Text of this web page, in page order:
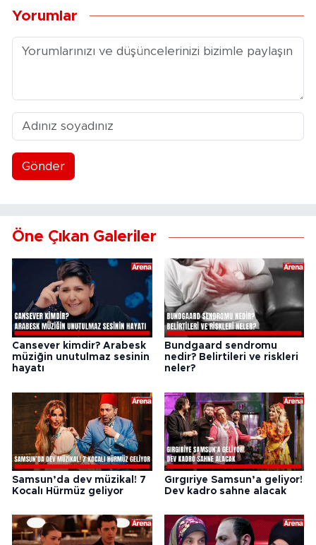
Yorumlar
Gönder
Öne Çıkan Galeriler
Cansever kimdir? Arabesk
müziğin unutulmaz sesinin
hayatı
Bundgaard sendromu
nedir? Belirtileri ve riskleri
neler?
Samsun’da dev müzikal! 7
Kocalı Hürmüz geliyor
Gırgıriye Samsun’a geliyor!
Dev kadro sahne alacak